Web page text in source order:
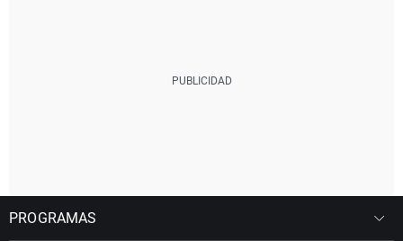
PROGRAMAS